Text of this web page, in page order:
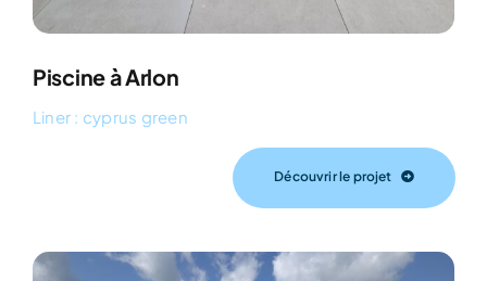
Piscine à Arlon
Liner : cyprus green
Découvrir le projet